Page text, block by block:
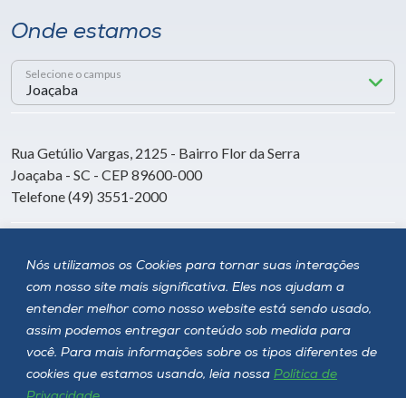
Nós utilizamos os Cookies para tornar suas interações
com nosso site mais significativa. Eles nos ajudam a
entender melhor como nosso website está sendo usado,
assim podemos entregar conteúdo sob medida para
você. Para mais informações sobre os tipos diferentes de
cookies que estamos usando, leia nossa Política de
Onde estamos
Selecione o campus
Rua Getúlio Vargas, 2125 - Bairro Flor da Serra
Joaçaba - SC - CEP 89600-000
Telefone (49) 3551-2000
Siga a Unoesc